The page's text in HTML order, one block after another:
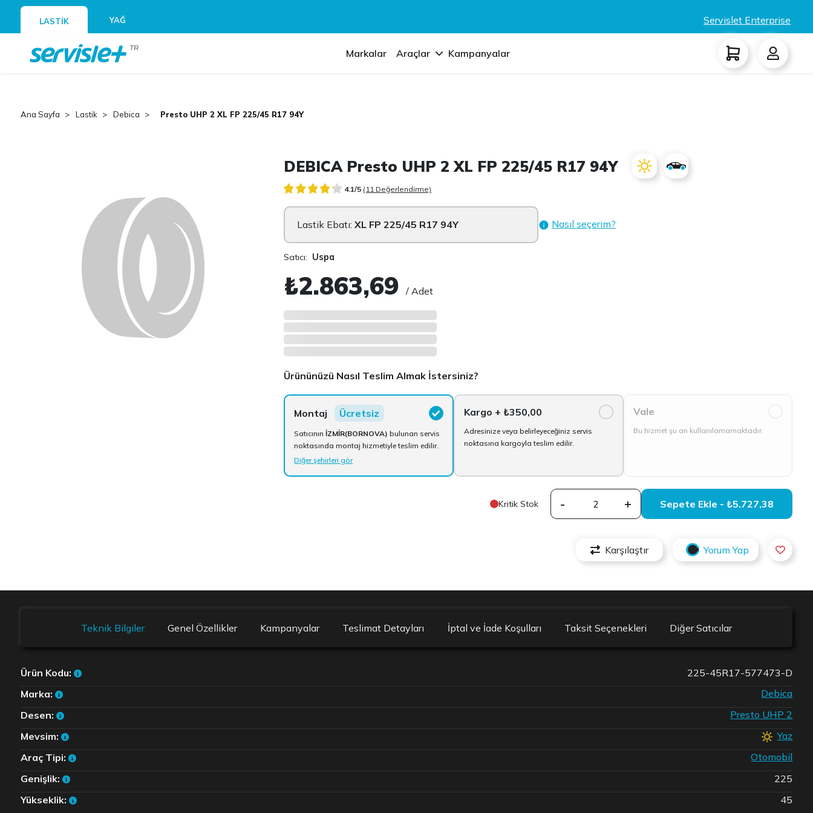
LASTİK YAĞ Servislet Enterprise
TR Markalar Araçlar Kampanyalar
Ana Sayfa Lastik Debica Presto UHP 2 XL FP 225/45 R17 94Y
DEBICA Presto UHP 2 XL FP 225/45 R17 94Y
4.1/5 (11 Değerlendirme)
Lastik Ebatı:XL FP 225/45 R17 94Y Nasıl seçerim?
Satıcı: Uspa
₺2.863,69/ Adet
Ürününüzü Nasıl Teslim Almak İstersiniz?
Montaj Ücretsiz
Satıcının İZMİR(BORNOVA) bulunan servis
noktasında montaj hizmetiyle teslim edilir.
Diğer şehirleri gör
Kargo + ₺350,00
Adresinize veya belirleyeceğiniz servis
noktasına kargoyla teslim edilir.
Vale
Bu hizmet şu an kullanılamamaktadır.
Kritik Stok - + Sepete Ekle - ₺5.727,38
Karşılaştır Yorum Yap
Teknik Bilgiler Genel Özellikler Kampanyalar Teslimat Detayları İptal ve İade Koşulları Taksit Seçenekleri Diğer Satıcılar
Ürün Kodu:
225-45R17-577473-D
Marka:
Debica
Desen:
Presto UHP 2
Mevsim:
Yaz
Araç Tipi:
Otomobil
Genişlik:
225
Yükseklik:
45